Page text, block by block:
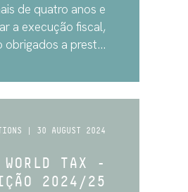
de quatro anos e
a execução fiscal,
obrigados a prest...
| 30 AUGUST 2024
TAX -
2024/25